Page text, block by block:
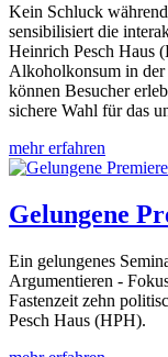
Kein Schluck
sensibilisiert die
Heinrich Pesch Haus
Alkoholkonsum in der
können Besucher
sichere Wahl für das
mehr erfahren
Gelungene
Ein gelungenes
Argumentieren -
Fastenzeit zehn
Pesch Haus (HPH).